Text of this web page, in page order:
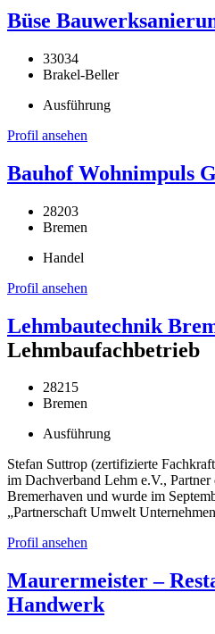
Büse
33034
Brakel-Beller
Ausführung
Profil ansehen
Bauhof Wohnimpuls
28203
Bremen
Handel
Profil ansehen
Lehmbautechnik
Lehmbaufachbetrieb
28215
Bremen
Ausführung
Stefan Suttrop (zertifizierte
im Dachverband Lehm e.V.,
Bremerhaven und wurde im
„Partnerschaft Umwelt
Profil ansehen
Maurermeister –
Handwerk